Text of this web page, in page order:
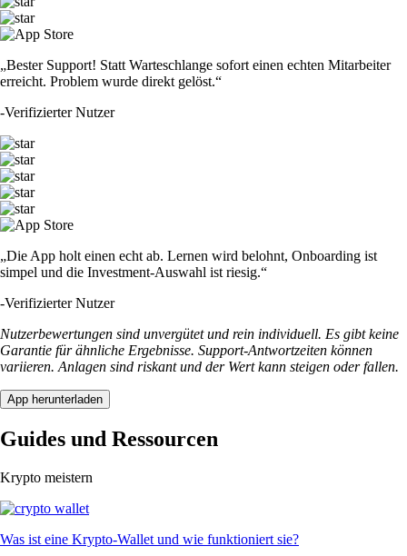
„Bester Support! Statt Warteschlange sofort einen echten Mitarbeiter
erreicht. Problem wurde direkt gelöst.“
-Verifizierter Nutzer
„Die App holt einen echt ab. Lernen wird belohnt, Onboarding ist
simpel und die Investment-Auswahl ist riesig.“
-Verifizierter Nutzer
Nutzerbewertungen sind unvergütet und rein individuell. Es gibt keine
Garantie für ähnliche Ergebnisse. Support-Antwortzeiten können
variieren. Anlagen sind riskant und der Wert kann steigen oder fallen.
App herunterladen
Guides und Ressourcen
Krypto meistern
Was ist eine Krypto-Wallet und wie funktioniert sie?